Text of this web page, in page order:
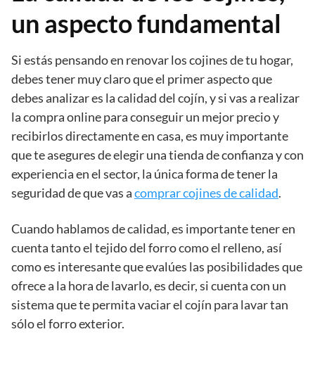
un aspecto fundamental
Si estás pensando en renovar los cojines de tu hogar,
debes tener muy claro que el primer aspecto que
debes analizar es la calidad del cojín, y si vas a realizar
la compra online para conseguir un mejor precio y
recibirlos directamente en casa, es muy importante
que te asegures de elegir una tienda de confianza y con
experiencia en el sector, la única forma de tener la
seguridad de que vas acomprar cojines de calidad.
Cuando hablamos de calidad, es importante tener en
cuenta tanto el tejido del forro como el relleno, así
como es interesante que evalúes las posibilidades que
ofrece a la hora de lavarlo, es decir, si cuenta con un
sistema que te permita vaciar el cojín para lavar tan
sólo el forro exterior.